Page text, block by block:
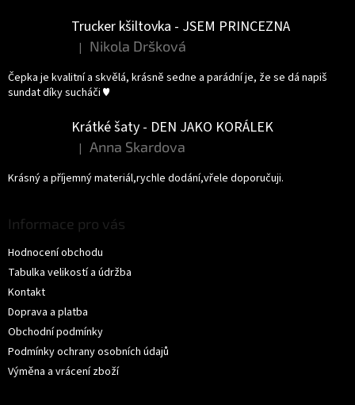
Trucker kšiltovka - JSEM PRINCEZNA
Hodnocení produktu je 5 z 5 hvězdiček.
| Nikola Dršková
Čepka je kvalitní a skvělá, krásně sedne a parádní je, že se dá napiš
sundat díky sucháči ♥️
Krátké šaty - DEN JAKO KORÁLEK
Hodnocení produktu je 5 z 5 hvězdiček.
| Anna Skardova
Krásný a příjemný materiál,rychle dodání,vřele doporučuji.
Informace pro vás
Hodnocení obchodu
Tabulka velikostí a údržba
Kontakt
Doprava a platba
Obchodní podmínky
Podmínky ochrany osobních údajů
Výměna a vrácení zboží